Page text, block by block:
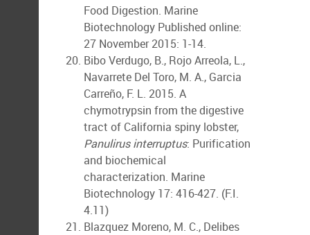
Food Digestion. Marine
Biotechnology Published online:
27 November 2015: 1-14.
Bibo Verdugo, B., Rojo Arreola, L.,
Navarrete Del Toro, M. A., Garcia
Carreño, F. L. 2015. A
chymotrypsin from the digestive
tract of California spiny lobster,
Panulirus interruptus: Purification
and biochemical
characterization. Marine
Biotechnology 17: 416-427. (F.I.
4.11)
Blazquez Moreno, M. C., Delibes